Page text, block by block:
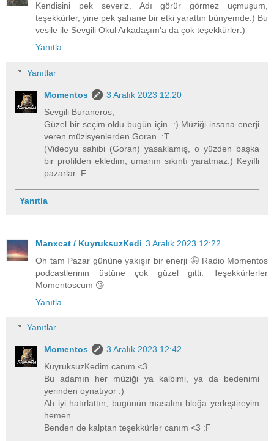
Kendisini pek severiz. Adı görür görmez uçmuşum,
teşekkürler, yine pek şahane bir etki yarattın bünyemde:) Bu
vesile ile Sevgili Okul Arkadaşım'a da çok teşekkürler:)
Yanıtla
Yanıtlar
Momentos
3 Aralık 2023 12:20
Sevgili Buraneros,
Güzel bir seçim oldu bugün için. :) Müziği insana enerji
veren müzisyenlerden Goran. :T
(Videoyu sahibi (Goran) yasaklamış, o yüzden başka
bir profilden ekledim, umarım sıkıntı yaratmaz.) Keyifli
pazarlar :F
Yanıtla
Manxcat / KuyruksuzKedi 3 Aralık 2023 12:22
Oh tam Pazar gününe yakışır bir enerji 🤩 Radio Momentos
podcastlerinin üstüne çok güzel gitti. Teşekkürlerler
Momentoscum 😘
Yanıtla
Yanıtlar
Momentos
3 Aralık 2023 12:42
KuyruksuzKedim canım <3
Bu adamın her müziği ya kalbimi, ya da bedenimi
yerinden oynatıyor :)
Ah iyi hatırlattın, bugünün masalını bloğa yerleştireyim
hemen..
Benden de kalptan teşekkürler canım <3 :F